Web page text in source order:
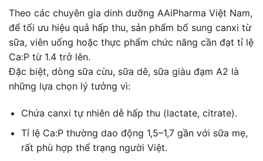
Theo các chuyên gia dinh dưỡng AAiPharma Việt Nam,
để tối ưu hiệu quả hấp thu, sản phẩm bổ sung canxi từ
sữa, viên uống hoặc thực phẩm chức năng cần đạt tỉ lệ
Ca:P từ 1.4 trở lên.
Đặc biệt, dòng sữa cừu, sữa dê, sữa giàu đạm A2 là
những lựa chọn lý tưởng vì:
Chứa canxi tự nhiên dễ hấp thu (lactate, citrate).
Tỉ lệ Ca:P thường dao động 1,5–1,7 gần với sữa mẹ,
rất phù hợp thể trạng người Việt.